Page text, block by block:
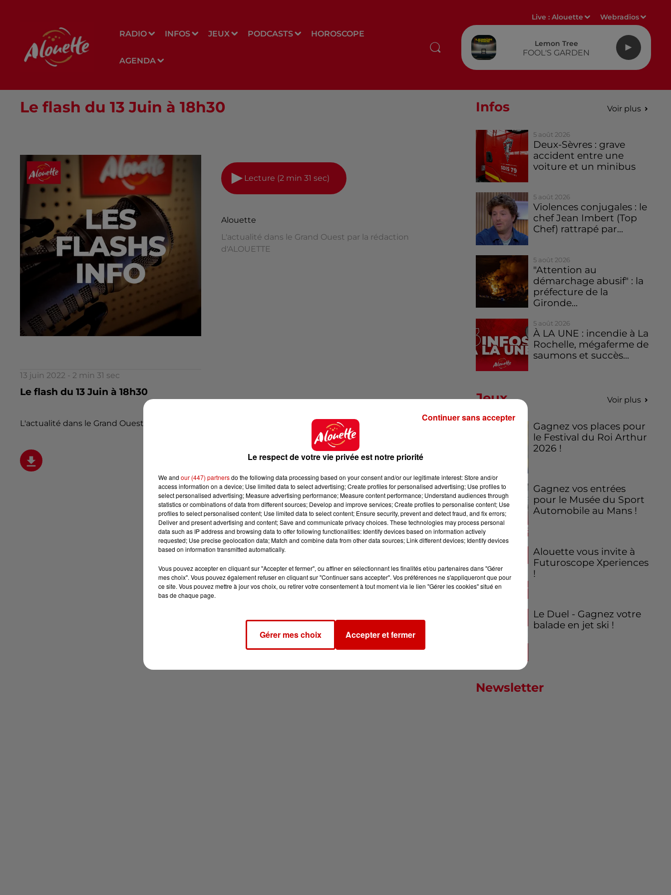
RADIO INFOS JEUX PODCASTS HOROSCOPE
AGENDA
Live :Alouette Webradios
Lemon Tree
FOOL'S GARDEN
Le flash du 13 Juin à 18h30
Lecture (2 min 31 sec)
Alouette
L'actualité dans le Grand Ouest par la rédaction
d'ALOUETTE
13 juin 2022 - 2 min 31 sec
Le flash du 13 Juin à 18h30
L'actualité dans le Grand Ouest par la rédaction d'ALOUETTE
Infos Voir plus
5 août 2026
Deux-Sèvres : grave
accident entre une
voiture et un minibus
5 août 2026
Violences conjugales : le
chef Jean Imbert (Top
Chef) rattrapé par...
5 août 2026
"Attention au
démarchage abusif" : la
préfecture de la
Gironde...
5 août 2026
À LA UNE : incendie à La
Rochelle, mégaferme de
saumons et succès...
Jeux Voir plus
Gagnez vos places pour
le Festival du Roi Arthur
2026 !
Gagnez vos entrées
pour le Musée du Sport
Automobile au Mans !
Alouette vous invite à
Futuroscope Xperiences
!
Le Duel - Gagnez votre
balade en jet ski !
Newsletter
Le respect de votre vie privée est notre priorité
We and our (447) partnersdo the following data processing based on your consent and/or our legitimate interest: Store and/or
access information on a device; Use limited data to select advertising; Create profiles for personalised advertising; Use profiles to
select personalised advertising; Measure advertising performance; Measure content performance; Understand audiences through
statistics or combinations of data from different sources; Develop and improve services; Create profiles to personalise content; Use
profiles to select personalised content; Use limited data to select content; Ensure security, prevent and detect fraud, and fix errors;
Deliver and present advertising and content; Save and communicate privacy choices. These technologies may process personal
data such as IP address and browsing data to offer following functionalities: Identify devices based on information actively
requested; Use precise geolocation data; Match and combine data from other data sources; Link different devices; Identify devices
based on information transmitted automatically.
Vous pouvez accepter en cliquant sur "Accepter et fermer", ou affiner en sélectionnant les finalités et/ou partenaires dans "Gérer
mes choix". Vous pouvez également refuser en cliquant sur "Continuer sans accepter". Vos préférences ne s'appliqueront que pour
ce site. Vous pouvez mettre à jour vos choix, ou retirer votre consentement à tout moment via le lien "Gérer les cookies" situé en
bas de chaque page.
Gérer mes choix Accepter et fermer
Continuer sans accepter